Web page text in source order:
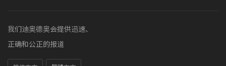
我们迪奥德奥会提供迅速、
正确和公正的报道